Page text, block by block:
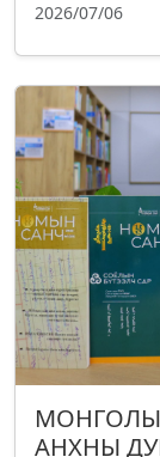
2026/07/06
АНХНЫ